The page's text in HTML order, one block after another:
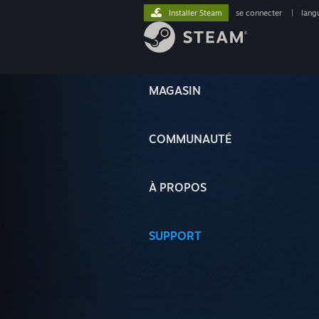
MAGASIN
COMMUNAUTÉ
À PROPOS
SUPPORT
Installer Steam se connecter